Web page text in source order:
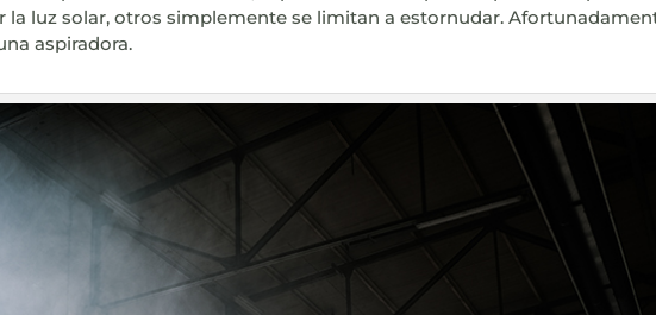
luz solar, otros simplemente se limitan a estornudar.
aspiradora.